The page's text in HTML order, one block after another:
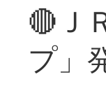
🔴Ｊ
プ」